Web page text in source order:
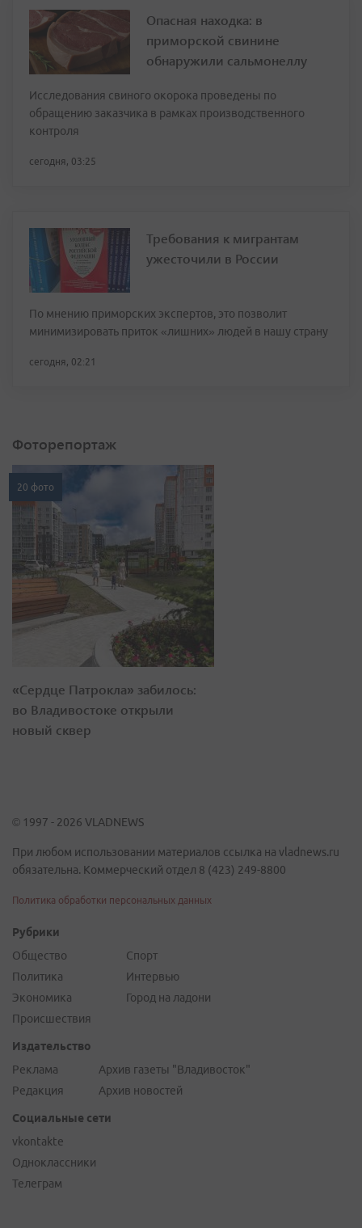
Опасная находка: в
приморской свинине
обнаружили сальмонеллу
Исследования свиного окорока проведены по
обращению заказчика в рамках производственного
контроля
сегодня, 03:25
Требования к мигрантам
ужесточили в России
По мнению приморских экспертов, это позволит
минимизировать приток «лишних» людей в нашу страну
сегодня, 02:21
Фоторепортаж
20 фото
«Сердце Патрокла» забилось:
во Владивостоке открыли
новый сквер
© 1997 - 2026 VLADNEWS
При любом использовании материалов ссылка на vladnews.ru
обязательна. Коммерческий отдел 8 (423) 249-8800
Политика обработки персональных данных
Рубрики
Общество
Политика
Экономика
Происшествия
Спорт
Интервью
Город на ладони
Издательство
Реклама
Редакция
Архив газеты "Владивосток"
Архив новостей
Социальные сети
vkontakte
Одноклассники
Телеграм